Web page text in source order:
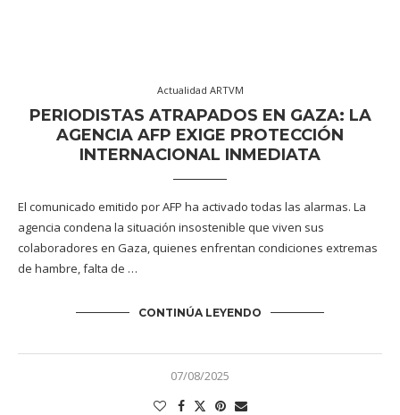
Actualidad ARTVM
PERIODISTAS ATRAPADOS EN GAZA: LA
AGENCIA AFP EXIGE PROTECCIÓN
INTERNACIONAL INMEDIATA
El comunicado emitido por AFP ha activado todas las alarmas. La
agencia condena la situación insostenible que viven sus
colaboradores en Gaza, quienes enfrentan condiciones extremas
de hambre, falta de …
CONTINÚA LEYENDO
07/08/2025